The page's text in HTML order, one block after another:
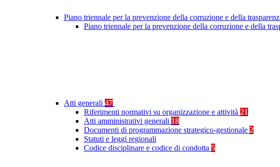
Piano triennale per la prevenzione della corruzione e della
Piano triennale per la prevenzione della corruzione e della
Atti generali 47
Riferimenti normativi su organizzazione e attività 21
Atti amministrativi generali 18
Documenti di programmazione strategico-gestionale 2
Statuti e leggi regionali
Codice disciplinare e codice di condotta 5